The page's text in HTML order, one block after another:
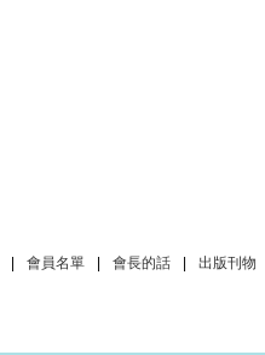
會員名單 會長的話 出版刊物